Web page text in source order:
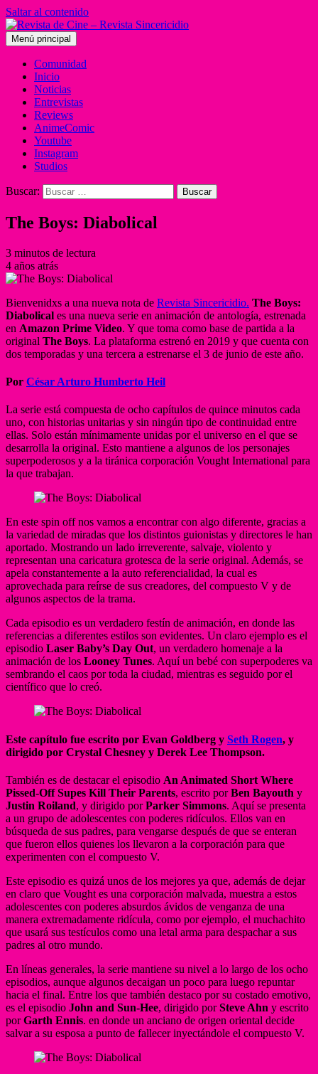
Saltar al contenido
Menú principal
Comunidad
Inicio
Noticias
Entrevistas
Reviews
AnimeComic
Youtube
Instagram
Studios
Buscar:
The Boys: Diabolical
3 minutos de lectura
4 años atrás
Bienvenidxs a una nueva nota de Revista Sincericidio. The Boys:
Diabolical es una nueva serie en animación de antología, estrenada
en Amazon Prime Video. Y que toma como base de partida a la
original The Boys. La plataforma estrenó en 2019 y que cuenta con
dos temporadas y una tercera a estrenarse el 3 de junio de este año.
Por César Arturo Humberto Heil
La serie está compuesta de ocho capítulos de quince minutos cada
uno, con historias unitarias y sin ningún tipo de continuidad entre
ellas. Solo están mínimamente unidas por el universo en el que se
desarrolla la original. Esto mantiene a algunos de los personajes
superpoderosos y a la tiránica corporación Vought International para
la que trabajan.
En este spin off nos vamos a encontrar con algo diferente, gracias a
la variedad de miradas que los distintos guionistas y directores le han
aportado. Mostrando un lado irreverente, salvaje, violento y
representan una caricatura grotesca de la serie original. Además, se
apela constantemente a la auto referencialidad, la cual es
aprovechada para reírse de sus creadores, del compuesto V y de
algunos aspectos de la trama.
Cada episodio es un verdadero festín de animación, en donde las
referencias a diferentes estilos son evidentes. Un claro ejemplo es el
episodio Laser Baby’s Day Out, un verdadero homenaje a la
animación de los Looney Tunes. Aquí un bebé con superpoderes va
sembrando el caos por toda la ciudad, mientras es seguido por el
científico que lo creó.
Este capítulo fue escrito por Evan Goldberg y Seth Rogen, y
dirigido por Crystal Chesney y Derek Lee Thompson.
También es de destacar el episodio An Animated Short Where
Pissed-Off Supes Kill Their Parents, escrito porBen Bayouth y
Justin Roiland, y dirigido porParker Simmons. Aquí se presenta
a un grupo de adolescentes con poderes ridículos. Ellos van en
búsqueda de sus padres, para vengarse después de que se enteran
que fueron ellos quienes los llevaron a la corporación para que
experimenten con el compuesto V.
Este episodio es quizá unos de los mejores ya que, además de dejar
en claro que Vought es una corporación malvada, muestra a estos
adolescentes con poderes absurdos ávidos de venganza de una
manera extremadamente ridícula, como por ejemplo, el muchachito
que usará sus testículos como una letal arma para despachar a sus
padres al otro mundo.
En líneas generales, la serie mantiene su nivel a lo largo de los ocho
episodios, aunque algunos decaigan un poco para luego repuntar
hacia el final. Entre los que también destaco por su costado emotivo,
es el episodio John and Sun-Hee, dirigido porSteve Ahn y escrito
porGarth Ennis. en donde un anciano de origen oriental decide
salvar a su esposa a punto de fallecer inyectándole el compuesto V.